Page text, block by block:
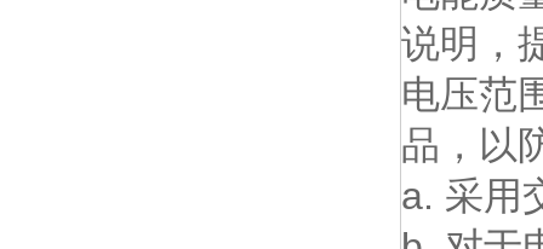
说明，
电压范
品，以
a. 采用